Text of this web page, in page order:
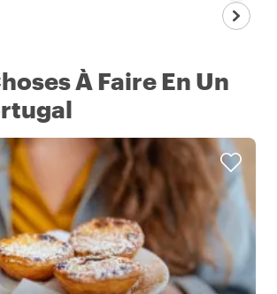
À Faire En Un